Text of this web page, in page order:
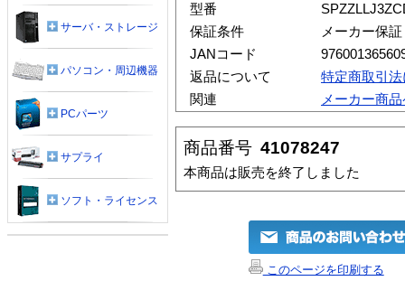
型番
保証条件
メーカー保証
JANコード
返品について
特定商取引
関連
メーカー商
商品番号 41078247
本商品は販売を終了しました
このページを印刷する
サーバ・ストレージ
パソコン・周辺機器
PCパーツ
サプライ
ソフト・ライセンス